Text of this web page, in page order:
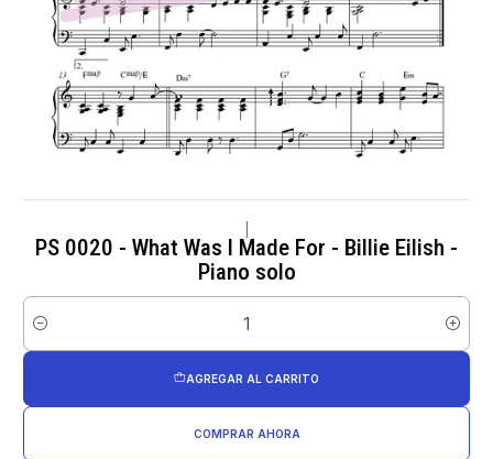
PS 0020 - What Was I Made For - Billie Eilish -
Piano solo
Cantidad
AGREGAR AL CARRITO
COMPRAR AHORA